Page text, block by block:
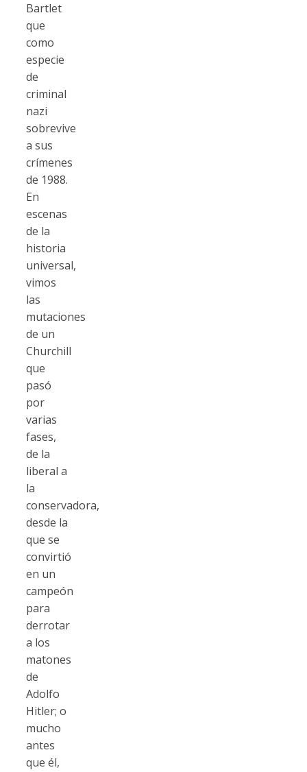
Bartlet
que
como
especie
de
criminal
nazi
sobrevive
a sus
crímenes
de 1988.
En
escenas
de la
historia
universal,
vimos
las
mutaciones
de un
Churchill
que
pasó
por
varias
fases,
de la
liberal a
la
conservadora,
desde la
que se
convirtió
en un
campeón
para
derrotar
a los
matones
de
Adolfo
Hitler; o
mucho
antes
que él,